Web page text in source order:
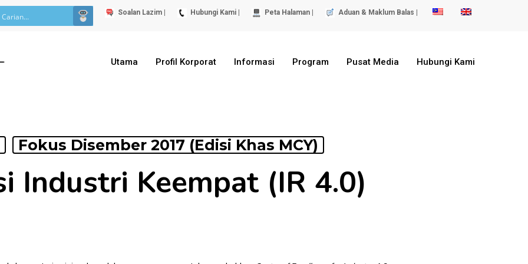
Soalan Lazim | Hubungi Kami | Peta Halaman | Aduan & Maklum Balas |
Utama Profil Korporat Informasi Program Pusat Media Hubungi Kami
Fokus Disember 2017 (Edisi Khas MCY)
Industri Keempat (IR 4.0)